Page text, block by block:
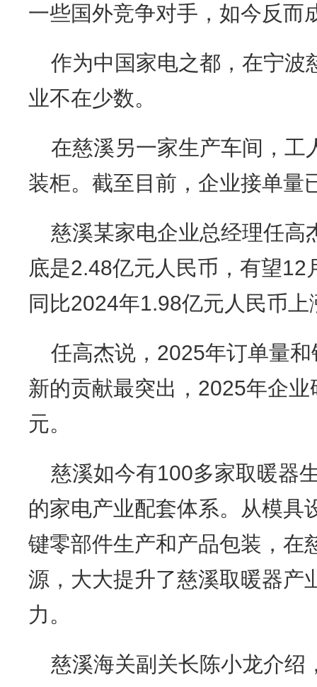
一些国外竞争对手，如今反而
作为中国家电之都，在宁波
业不在少数。
在慈溪另一家生产车间，工
装柜。截至目前，企业接单量
慈溪某家电企业总经理任高
底是2.48亿元人民币，有望
同比2024年1.98亿元人民币上
任高杰说，2025年订单量
新的贡献最突出，2025年企
元。
慈溪如今有100多家取暖器
的家电产业配套体系。从模具
键零部件生产和产品包装，在
源，大大提升了慈溪取暖器产
力。
慈溪海关副关长陈小龙介绍